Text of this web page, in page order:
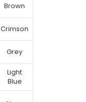
Brown
Crimson
Grey
Light
Blue